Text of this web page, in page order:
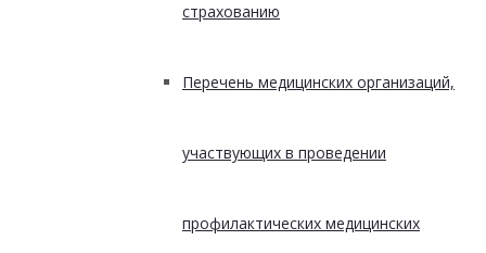
страхованию
Перечень медицинских организаций,
участвующих в проведении
профилактических медицинских